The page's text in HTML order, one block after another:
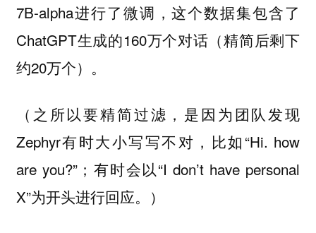
7B-alpha进行了微调，这个数据集包含了
ChatGPT生成的160万个对话（精简后剩下
约20万个）。
（之所以要精简过滤，是因为团队发现
Zephyr有时大小写写不对，比如“Hi. how
are you?”；有时会以“I don’t have personal
X”为开头进行回应。）